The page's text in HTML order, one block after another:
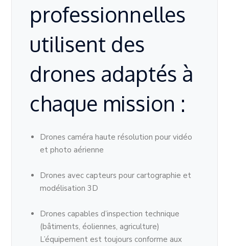
professionnelles
utilisent des
drones adaptés à
chaque mission :
Drones caméra haute résolution pour vidéo
et photo aérienne
Drones avec capteurs pour cartographie et
modélisation 3D
Drones capables d’inspection technique
(bâtiments, éoliennes, agriculture)
L’équipement est toujours conforme aux